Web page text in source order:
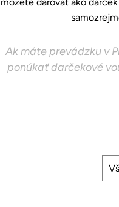
Ak máte prevádzku v
ponúkať darčekové